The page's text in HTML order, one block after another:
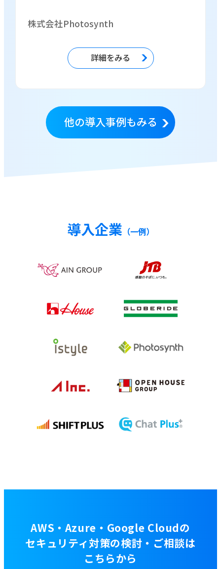
株式会社Photosynth
詳細をみる
他の導入事例もみる
導入企業 （一例）
AWS・Azure・Google Cloudの
セキュリティ対策の検討・ご相談は
こちらから